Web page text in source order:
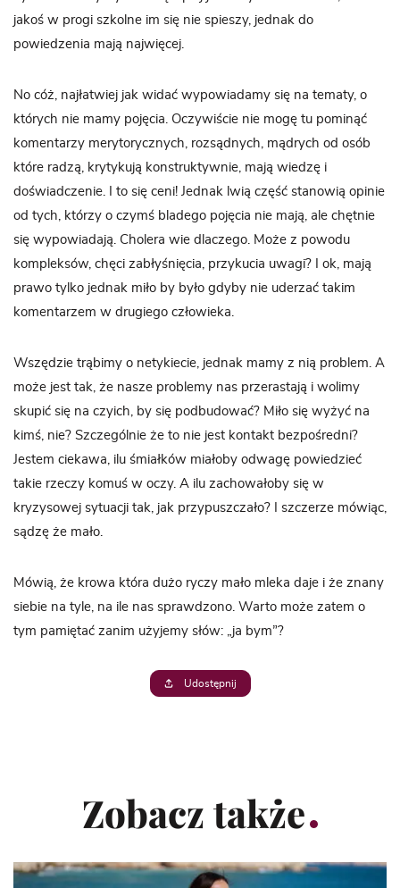
jakoś w progi szkolne im się nie spieszy, jednak do
powiedzenia mają najwięcej.
No cóż, najłatwiej jak widać wypowiadamy się na tematy, o
których nie mamy pojęcia. Oczywiście nie mogę tu pominąć
komentarzy merytorycznych, rozsądnych, mądrych od osób
które radzą, krytykują konstruktywnie, mają wiedzę i
doświadczenie. I to się ceni! Jednak lwią część stanowią opinie
od tych, którzy o czymś bladego pojęcia nie mają, ale chętnie
się wypowiadają. Cholera wie dlaczego. Może z powodu
kompleksów, chęci zabłyśnięcia, przykucia uwagi? I ok, mają
prawo tylko jednak miło by było gdyby nie uderzać takim
komentarzem w drugiego człowieka.
Wszędzie trąbimy o netykiecie, jednak mamy z nią problem. A
może jest tak, że nasze problemy nas przerastają i wolimy
skupić się na czyich, by się podbudować? Miło się wyżyć na
kimś, nie? Szczególnie że to nie jest kontakt bezpośredni?
Jestem ciekawa, ilu śmiałków miałoby odwagę powiedzieć
takie rzeczy komuś w oczy. A ilu zachowałoby się w
kryzysowej sytuacji tak, jak przypuszczało? I szczerze mówiąc,
sądzę że mało.
Mówią, że krowa która dużo ryczy mało mleka daje i że znany
siebie na tyle, na ile nas sprawdzono. Warto może zatem o
tym pamiętać zanim użyjemy słów: „ja bym”?
Udostępnij
Zobacz także